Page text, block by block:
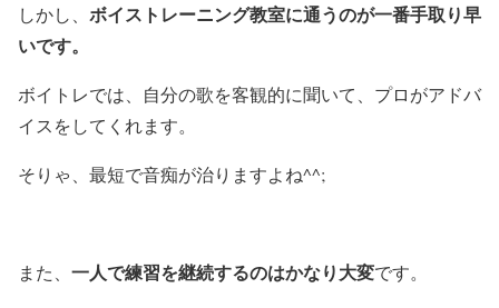
しかし、 ボイストレーニング教室に通うのが一番手取り早
いです。
ボイトレでは、自分の歌を客観的に聞いて、プロがアドバ
イスをしてくれます。
そりゃ、最短で音痴が治りますよね^^;
また、 一人で練習を継続するのはかなり大変です。